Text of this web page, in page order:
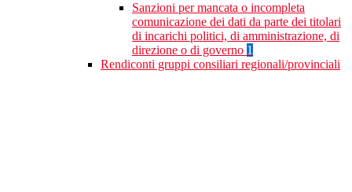
Sanzioni per mancata o incompleta
comunicazione dei dati da parte dei titolari
di incarichi politici, di amministrazione, di
direzione o di governo 1
Rendiconti gruppi consiliari regionali/provinciali